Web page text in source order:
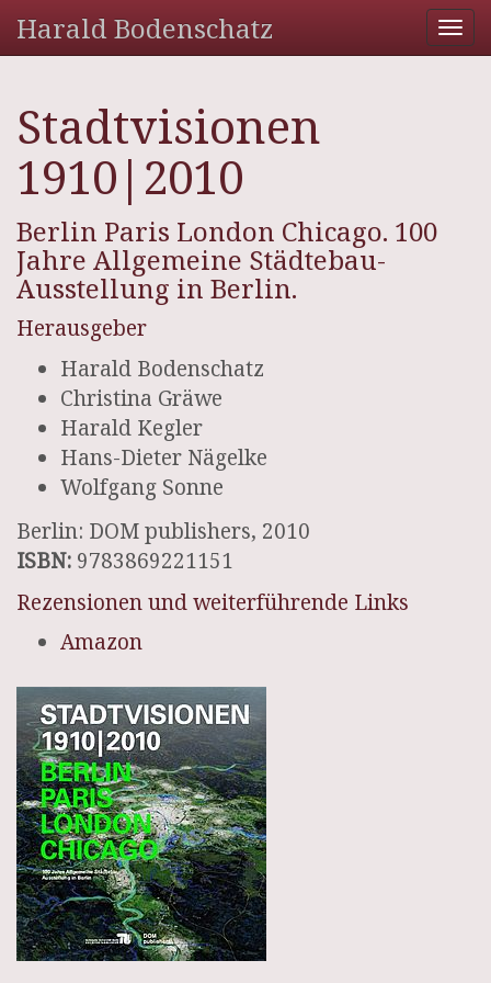
Harald Bodenschatz
Stadtvisionen
1910|2010
Berlin Paris London Chicago. 100
Jahre Allgemeine Städtebau-
Ausstellung in Berlin.
Herausgeber
Harald Bodenschatz
Christina Gräwe
Harald Kegler
Hans-Dieter Nägelke
Wolfgang Sonne
Berlin: DOM publishers, 2010
ISBN: 9783869221151
Rezensionen und weiterführende Links
Amazon